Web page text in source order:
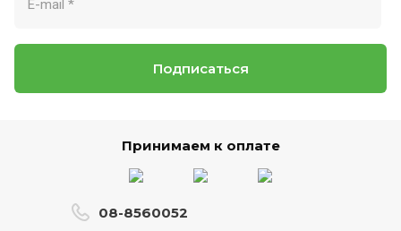
Подписаться
Принимаем к оплате
08-8560052